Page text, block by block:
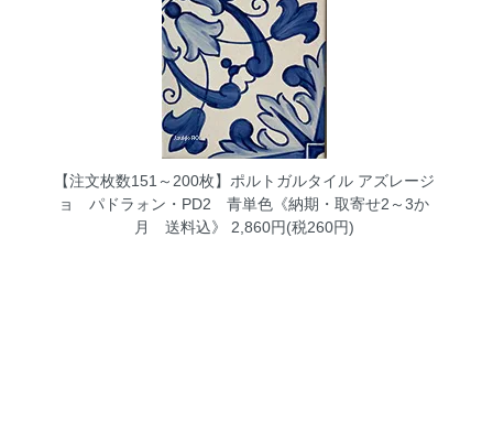
【注文枚数151～200枚】ポルトガルタイル アズレージ
ョ パドラォン・PD2 青単色《納期・取寄せ2～3か
月 送料込》
2,860円(税260円)